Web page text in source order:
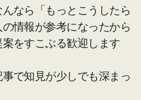
なら「もっとこうしたら
情報が参考になったから
をすこぶる歓迎します
で知見が少しでも深まっ